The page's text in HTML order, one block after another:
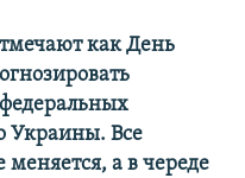
как День
Украины. Все
меняется, а в череде